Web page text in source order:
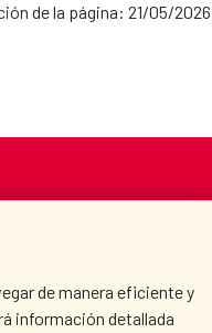
de la página: 21/05/2026
de manera eficiente y
información detallada